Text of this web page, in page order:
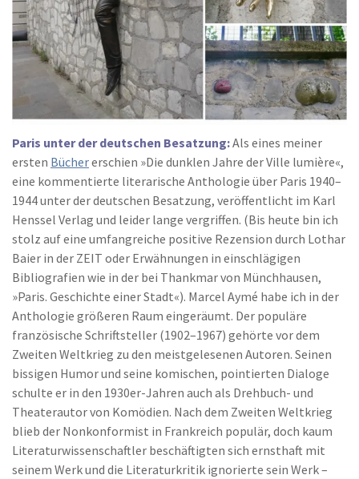
Paris unter der deutschen Besatzung:Als eines meiner
ersten Büchererschien »Die dunklen Jahre der Ville lumière«,
eine kommentierte literarische Anthologie über Paris 1940–
1944 unter der deutschen Besatzung, veröffentlicht im Karl
Henssel Verlag und leider lange vergriffen. (Bis heute bin ich
stolz auf eine umfangreiche positive Rezension durch Lothar
Baier in der ZEIT oder Erwähnungen in einschlägigen
Bibliografien wie in der bei Thankmar von Münchhausen,
»Paris. Geschichte einer Stadt«). Marcel Aymé habe ich in der
Anthologie größeren Raum eingeräumt. Der populäre
französische Schriftsteller (1902–1967) gehörte vor dem
Zweiten Weltkrieg zu den meistgelesenen Autoren. Seinen
bissigen Humor und seine komischen, pointierten Dialoge
schulte er in den 1930er-Jahren auch als Drehbuch- und
Theaterautor von Komödien. Nach dem Zweiten Weltkrieg
blieb der Nonkonformist in Frankreich populär, doch kaum
Literaturwissenschaftler beschäftigten sich ernsthaft mit
seinem Werk und die Literaturkritik ignorierte sein Werk –